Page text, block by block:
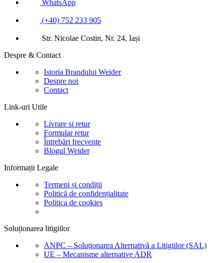
WhatsApp
(+40) 752 233 905
Str. Nicolae Costin, Nr. 24, Iași
Despre & Contact
Istoria Brandului Weider
Despre noi
Contact
Link-uri Utile
Livrare si retur
Formular retur
Întrebări frecvente
Blogul Weider
Informații Legale
Termeni și condiții
Politică de confidențialitate
Politica de cookies
Soluționarea litigiilor
ANPC – Soluționarea Alternativă a Litigiilor (SAL)
UE – Mecanisme alternative ADR